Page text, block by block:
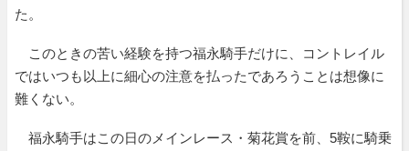
た。
このときの苦い経験を持つ福永騎手だけに、コントレイル
ではいつも以上に細心の注意を払ったであろうことは想像に
難くない。
福永騎手はこの日のメインレース・菊花賞を前、5鞍に騎乗